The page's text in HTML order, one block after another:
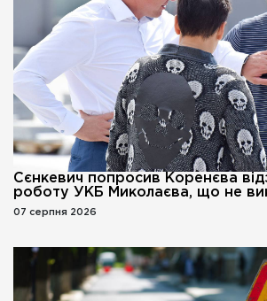
Сєнкевич попросив Коренєва
роботу УКБ Миколаєва, що не
07 серпня 2026